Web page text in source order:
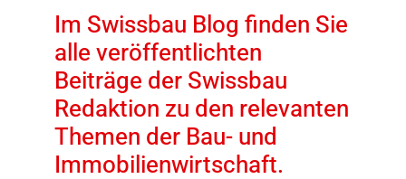
Im Swissbau Blog finden Sie
alle veröffentlichten
Beiträge der Swissbau
Redaktion zu den relevanten
Themen der Bau- und
Immobilienwirtschaft.